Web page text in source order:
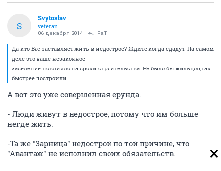
S
Svytoslav
veteran
06 декабря 2014 FaT
Да кто Вас заставляет жить в недострое? Ждите когда сдадут. На самом
деле это ваше незаконное
заселение повлияло на сроки строительства. Не было бы жильцов,так
быстрее построили.
А вот это уже совершенная ерунда.
- Люди живут в недострое, потому что им больше
негде жить.
-Та же "Зарница" недострой по той причине, что
"Авантаж" не исполнил своих обязательств.